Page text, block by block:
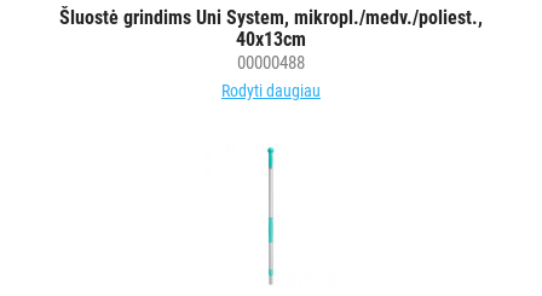
Šluostė grindims Uni System, mikropl./medv./poliest.,
40x13cm
00000488
Rodyti daugiau